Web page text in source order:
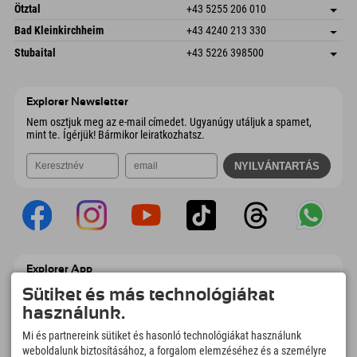
Ausztria
Könyv
Freizeitpark 10
4573 Hinterstoder
Ausztria
Cím mentése
Érkezési információk
Könyv
Ötztal +43 5255 206 010
Gscheat 14
Ausztria
Cím mentése
Könyv
Bad Kleinkirchheim +43 4240 213 330
Dorfstraße 24
9546 Bad Kleinkirchheim
Cím mentése
Érkezési információk
Stubaital +43 5226 398500
Explorer Newsletter
Nem osztjuk meg az e-mail címedet. Ugyanúgy utáljuk a spamet,
mint te. Ígérjük! Bármikor leiratkozhatsz.
Explorer App
Töltsd fel #ExplorerPillanataidat, az Úticélom
című videódat foglalási áttekintéssel,
bakancslistával, étterem áttekintéssel és
még sok mással. Töltsd le most!
Sütiket és más technológiákat
használunk.
Mi és partnereink sütiket és hasonló technológiákat használunk
weboldalunk biztosításához, a forgalom elemzéséhez és a személyre